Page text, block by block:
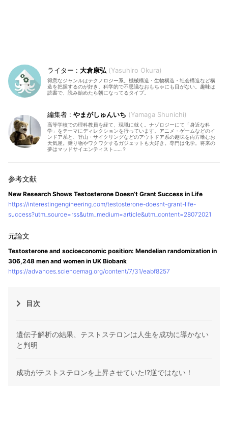
大倉康弘 Yasuhiro Okura
得意なジャンルはテクノロジー系。機械構造・生物構造・社会構造など構
造を把握するのが好き。科学的で不思議なおもちゃにも目がない。趣味は
読書で、読み始めたら朝になってるタイプ。
やまがしゅんいち Yamaga Shunichi
高等学校での理科教員を経て、現職に就く。ナゾロジーにて「身近な科
学」をテーマにディレクションを行っています。アニメ・ゲームなどのイ
ンドア系と、登山・サイクリングなどのアウトドア系の趣味を両方嗜むお
天気屋。乗り物やワクワクするガジェットも大好き。専門は化学。将来の
夢はマッドサイエンティスト……？
New Research Shows Testosterone Doesn’t Grant Success in Life
https://interestingengineering.com/testosterone-doesnt-grant-life-
success?utm_source=rss&utm_medium=article&utm_content=28072021
Testosterone and socioeconomic position: Mendelian randomization in
306,248 men and women in UK Biobank
https://advances.sciencemag.org/content/7/31/eabf8257
目次
遺伝子解析の結果、テストステロンは人生を成功に導かない
と判明
成功がテストステロンを上昇させていた!?逆ではない！